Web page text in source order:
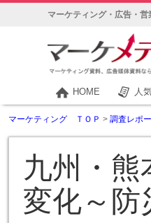
マーケティング・広告・
HOME 人
マーケティング ＴＯＰ > 調査レポ
九州・
変化～防